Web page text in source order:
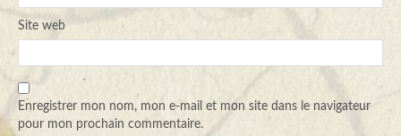
Site web
Enregistrer mon nom, mon e-mail et mon site dans le navigateur
pour mon prochain commentaire.